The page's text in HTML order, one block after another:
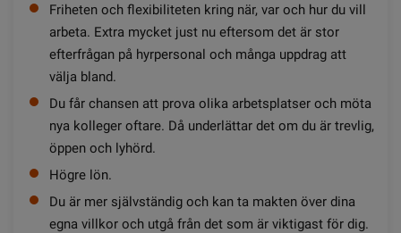
Friheten och flexibiliteten kring när, var och hur du vill
arbeta. Extra mycket just nu eftersom det är stor
efterfrågan på hyrpersonal och många uppdrag att
välja bland.
Du får chansen att prova olika arbetsplatser och möta
nya kolleger oftare. Då underlättar det om du är trevlig,
öppen och lyhörd.
Högre lön.
Du är mer självständig och kan ta makten över dina
egna villkor och utgå från det som är viktigast för dig.